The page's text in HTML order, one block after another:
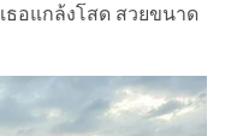
ธอแกล้งโสด สวยขนาด